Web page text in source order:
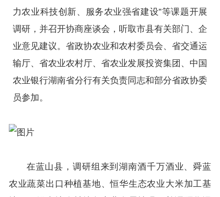
力农业科技创新、服务农业强省建设”等课题开展
调研，并召开协商座谈会，听取市县有关部门、企
业意见建议。省政协农业和农村委员会、省交通运
输厅、省农业农村厅、省农业发展投资集团、中国
农业银行湖南省分行有关负责同志和部分省政协委
员参加。
在蓝山县，调研组来到湖南酒千万酒业、舜蓝
农业蔬菜出口种植基地、恒华生态农业大米加工基